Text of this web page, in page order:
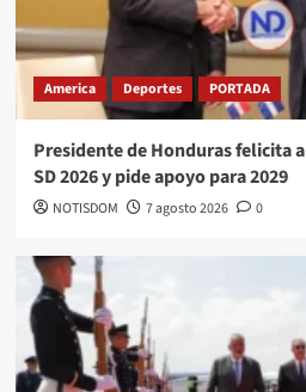
America Deportes PORTADA
Presidente de Honduras felicita
SD 2026 y pide apoyo para 2029
NOTISDOM 7 agosto 2026 0